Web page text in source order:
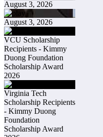
August 3, 2026
August 3, 2026
VCU Scholarship
Recipients - Kimmy
Duong Foundation
Scholarship Award
2026
Virginia Tech
Scholarship Recipients
- Kimmy Duong
Foundation
Scholarship Award